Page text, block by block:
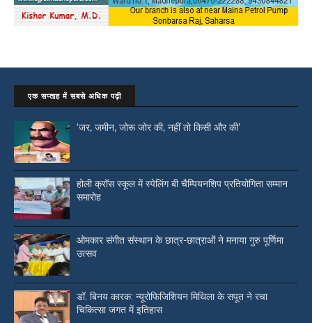
एक सप्ताह में सबसे अधिक पढ़ी
‘जर, जमीन, जोरू जोर की, नहीं तो किसी और की’
होली क्रॉस स्कूल में स्पेलिंग बी चैम्पियनशिप प्रतियोगिता सम्मान
समारोह
ओमकार संगीत संस्थान के छात्र-छात्राओं ने मनाया गुरु पूर्णिमा
उत्सव
डॉ. बिनय कारक: न्यूरोफिजिशियन मिथिला के सपूत ने रचा
चिकित्सा जगत में इतिहास